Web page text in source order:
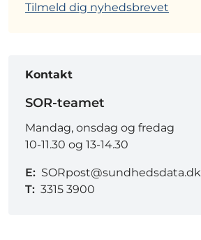
Tilmeld dig nyhedsbrevet
Kontakt
SOR-teamet
Mandag, onsdag og fredag
10-11.30 og 13-14.30
E: SORpost@sundhedsdata.dk
T: 3315 3900